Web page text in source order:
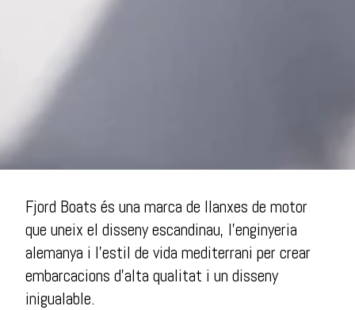
Fjord Boats és una marca de llanxes de motor
que uneix el disseny escandinau, l’enginyeria
alemanya i l’estil de vida mediterrani per crear
embarcacions d’alta qualitat i un disseny
inigualable.